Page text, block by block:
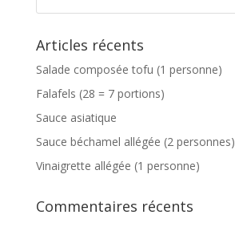
Articles récents
Salade composée tofu (1 personne)
Falafels (28 = 7 portions)
Sauce asiatique
Sauce béchamel allégée (2 personnes)
Vinaigrette allégée (1 personne)
Commentaires récents